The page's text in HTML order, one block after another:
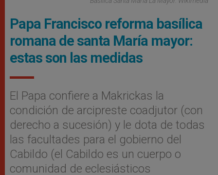
Papa Francisco reforma basílica
romana de santa María mayor:
estas son las medidas
El Papa confiere a Makrickas la
condición de arcipreste coadjutor (con
derecho a sucesión) y le dota de todas
las facultades para el gobierno del
Cabildo (el Cabildo es un cuerpo o
comunidad de eclesiásticos